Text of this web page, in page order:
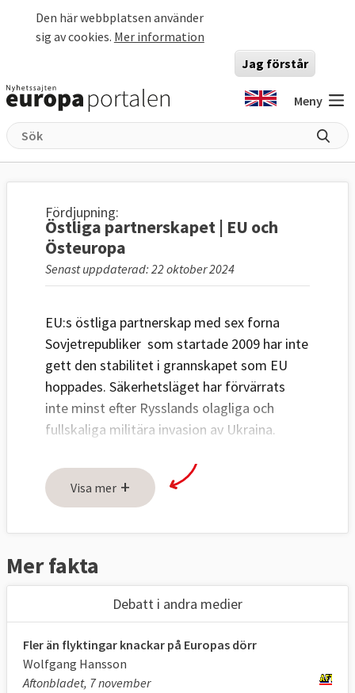
Den här webbplatsen använder
sig av cookies. Mer information
Jag förstår
Meny
Fördjupning:
Östliga partnerskapet | EU och
Östeuropa
Senast uppdaterad: 22 oktober 2024
EU:s östliga partnerskap med sex forna
Sovjetrepubliker som startade 2009 har inte
gett den stabilitet i grannskapet som EU
hoppades. Säkerhetsläget har förvärrats
inte minst efter Rysslands olagliga och
fullskaliga militära invasion av Ukraina.
fortsatt stora problem när det gäller
demokrati, mänskliga rättigheter och
Visa mer +
Mer fakta
Debatt i andra medier
Fler än flyktingar knackar på Europas dörr
Wolfgang Hansson
Aftonbladet, 7 november